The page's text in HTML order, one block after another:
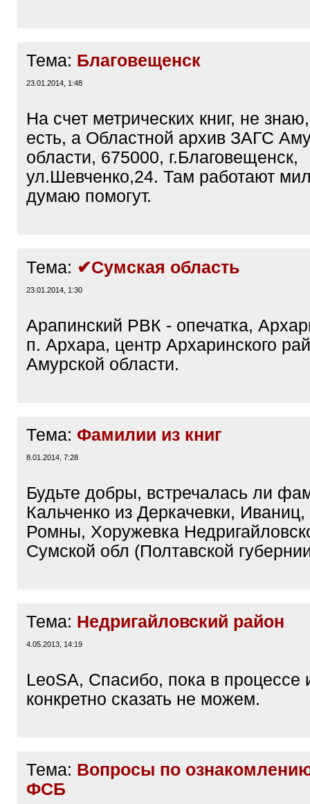
Тема: Благовещенск
23.01.2014, 1:48
На счет метрических книг, не
есть, а Областной архив ЗАГС
области, 675000, г.Благовещенск,
ул.Шевченко,24. Там работают
думаю помогут.
Тема: ✔Сумская область
23.01.2014, 1:30
Арапинский РВК - опечатка,
п. Архара, центр Архаринского
Амурской области.
Тема: Фамилии из книг
8.01.2014, 7:28
Будьте добры, встречалась ли
Кальченко из Деркачевки,
Ромны, Хоружевка
Сумской обл (Полтавской
Тема: Недригайловский район
4.05.2013, 14:19
LeoSA, Спасибо, пока в процессе
конкретно сказать не можем.
Тема: Вопросы по
ФСБ